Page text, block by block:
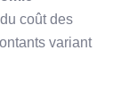
coût des
variant